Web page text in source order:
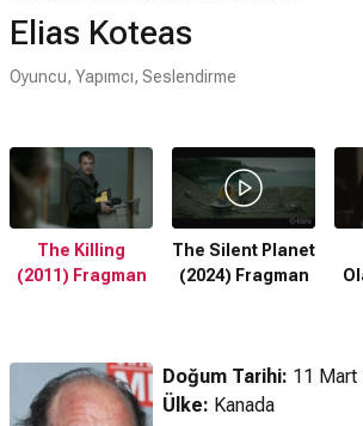
Elias Koteas
Oyuncu, Yapımcı, Seslendirme
The Killing
(2011) Fragman
The Silent Planet
(2024) Fragman
Doğum Tarihi: 11 Mart
Ülke: Kanada